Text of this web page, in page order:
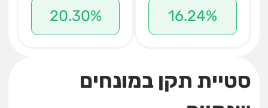
16.24%
20.30%
סטיית תקן במונחים